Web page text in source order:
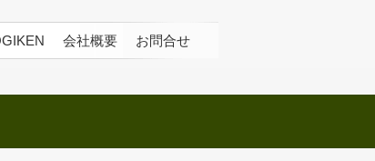
会社概要 お問合せ